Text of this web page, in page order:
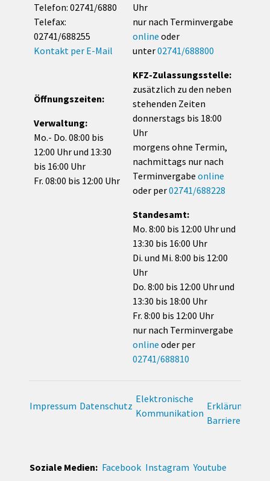
Telefon: 02741/6880
Telefax:
02741/688255
Kontakt per E-Mail
Öffnungszeiten:
Verwaltung:
Mo.- Do. 08:00 bis
12:00 Uhr und 13:30
bis 16:00 Uhr
Fr. 08:00 bis 12:00 Uhr
Uhr
nur nach Terminvergabe
online oder
unter02741/688800
KFZ-Zulassungsstelle:
zusätzlich zu den neben
stehenden Zeiten
donnerstags bis 18:00
Uhr
morgens ohne Termin,
nachmittags nur nach
Terminvergabe online
oder per02741/688228
Standesamt:
Mo. 8:00 bis 12:00 Uhr und
13:30 bis 16:00 Uhr
Di. und Mi. 8:00 bis 12:00
Uhr
Do. 8:00 bis 12:00 Uhr und
13:30 bis 18:00 Uhr
Fr. 8:00 bis 12:00 Uhr
nur nach Terminvergabe
online oder per
02741/688810
Impressum Datenschutz
Elektronische
Kommunikation
Erklärung zur
Soziale Medien: Facebook Instagram Youtube